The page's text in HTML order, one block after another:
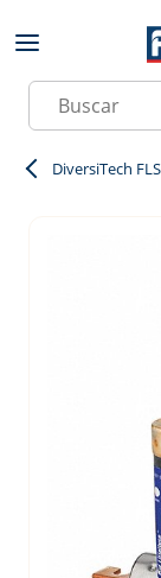
Skip to main
Site Search
DiversiTech